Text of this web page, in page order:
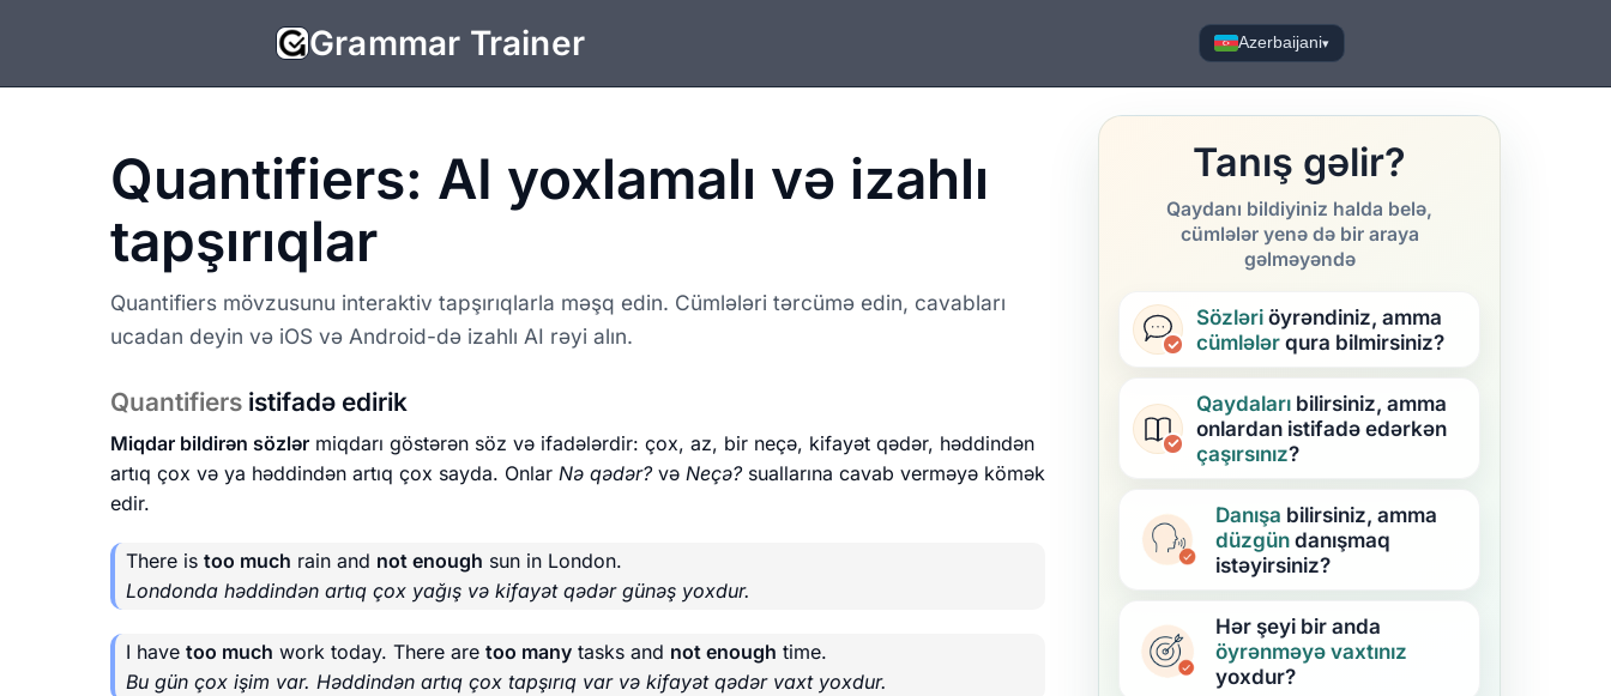
Grammar Trainer Azerbaijani▾
Quantifiers: AI yoxlamalı və izahlı
tapşırıqlar
Quantifiers mövzusunu interaktiv tapşırıqlarla məşq edin. Cümlələri tərcümə edin, cavabları
ucadan deyin və iOS və Android-də izahlı AI rəyi alın.
Quantifiers istifadə edirik
Miqdar bildirən sözlər miqdarı göstərən söz və ifadələrdir: çox, az, bir neçə, kifayət qədər, həddindən
artıq çox və ya həddindən artıq çox sayda. Onlar Nə qədər?və Neçə?suallarına cavab verməyə kömək
edir.
There is too much rain and not enough sun in London.
Londonda həddindən artıq çox yağış və kifayət qədər günəş yoxdur.
I have too much work today. There are too many tasks and not enough time.
Bu gün çox işim var. Həddindən artıq çox tapşırıq var və kifayət qədər vaxt yoxdur.
Tanış gəlir?
Qaydanı bildiyiniz halda belə,
cümlələr yenə də bir araya
gəlməyəndə
Sözləriöyrəndiniz, amma
cümlələrqura bilmirsiniz?
Qaydaları bilirsiniz, amma
onlardan istifadə edərkən
çaşırsınız?
Danışa bilirsiniz, amma
düzgündanışmaq
istəyirsiniz?
Hər şeyi bir anda
öyrənməyəvaxtınız
yoxdur?